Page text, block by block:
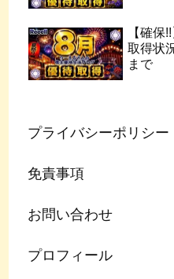
【確保
取得状
まで
プライバシーポリシー
免責事項
お問い合わせ
プロフィール